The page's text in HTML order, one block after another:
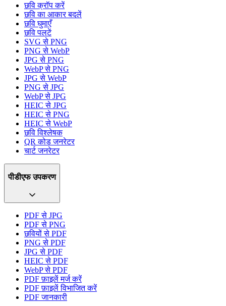
छवि क्रॉप करें
छवि का आकार बदलें
छवि घुमाएँ
छवि पलटें
SVG से PNG
PNG से WebP
JPG से PNG
WebP से PNG
JPG से WebP
PNG से JPG
WebP से JPG
HEIC से JPG
HEIC से PNG
HEIC से WebP
छवि विश्लेषक
QR कोड जनरेटर
चार्ट जनरेटर
पीडीएफ उपकरण
PDF से JPG
PDF से PNG
छवियों से PDF
PNG से PDF
JPG से PDF
HEIC से PDF
WebP से PDF
PDF फ़ाइलें मर्ज करें
PDF फ़ाइलें विभाजित करें
PDF जानकारी